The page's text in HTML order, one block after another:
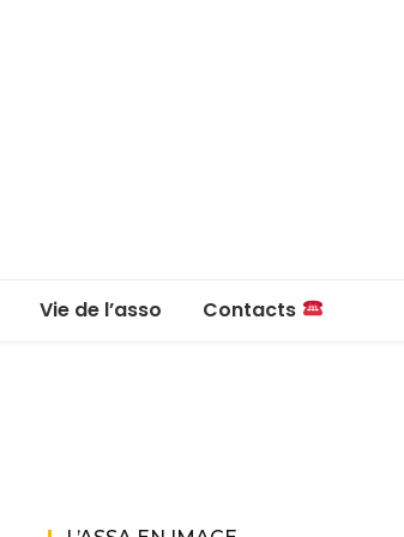
Vie de l’asso
Questions fréquentes
Contacts